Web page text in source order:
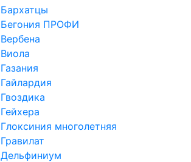
Бархатцы
Бегония ПРОФИ
Вербена
Виола
Газания
Гайлардия
Гвоздика
Гейхера
Глоксиния многолетняя
Гравилат
Дельфиниум